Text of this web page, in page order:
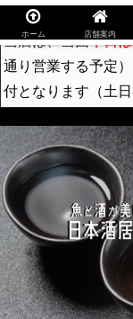
当店は、当面平日
通り営業する予定
付となります（土日
ホーム 店舗案内